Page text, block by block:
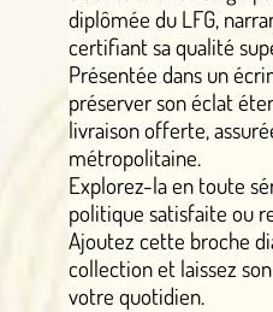
diplômée du LFG,
certifiant sa qualité
Présentée dans un
préserver son éclat
livraison offerte,
métropolitaine.
Explorez-la en toute
politique satisfaite ou
Ajoutez cette broche
collection et laissez
votre quotidien.